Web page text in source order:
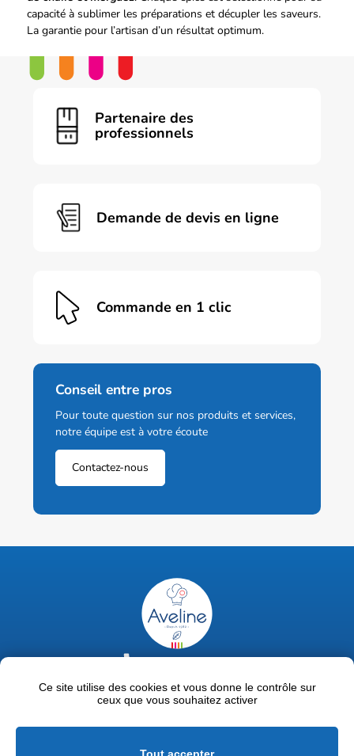
capacité à sublimer les préparations et décupler les saveurs.
La garantie pour l’artisan d’un résultat optimum.
Partenaire des
professionnels
Demande de devis en ligne
Commande en 1 clic
Conseil entre pros
Pour toute question sur nos produits et services,
notre équipe est à votre écoute
Contactez-nous
02 47 63 18 92
contact@avelinepro.fr
Ce site utilise des cookies et vous donne le contrôle sur
ceux que vous souhaitez activer
Tout accepter